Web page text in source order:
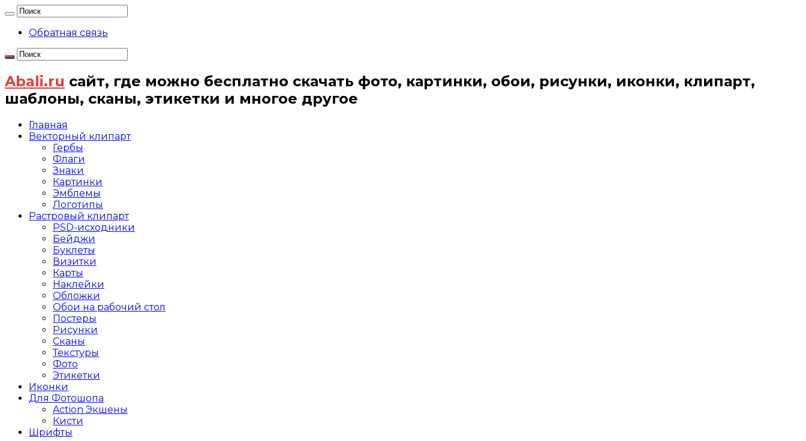
Обратная связь
Abali.ru сайт, где можно бесплатно скачать фото, картинки, обои, рисунки, иконки, клипарт,
шаблоны, сканы, этикетки и многое другое
Главная
Векторный клипарт
Гербы
Флаги
Знаки
Картинки
Эмблемы
Логотипы
Растровый клипарт
PSD-исходники
Бейджи
Буклеты
Визитки
Карты
Наклейки
Обложки
Обои на рабочий стол
Постеры
Рисунки
Сканы
Текстуры
Фото
Этикетки
Иконки
Для Фотошопа
Action Экшены
Кисти
Шрифты